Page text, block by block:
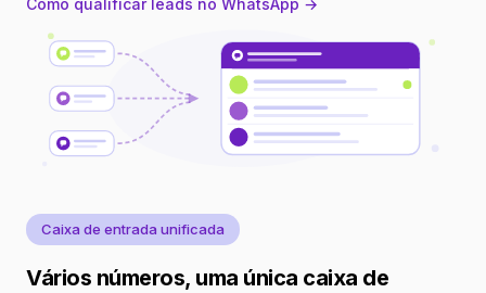
Como qualificar leads no WhatsApp →
Caixa de entrada unificada
Vários números, uma única caixa de